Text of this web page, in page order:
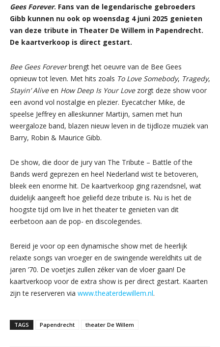
Gees Forever. Fans van de legendarische gebroeders
Gibb kunnen nu ook op woensdag 4 juni 2025 genieten
van deze tribute in Theater De Willem in Papendrecht.
De kaartverkoop is direct gestart.
Bee Gees Foreverbrengt het oeuvre van de Bee Gees
opnieuw tot leven. Met hits zoals To Love Somebody, Tragedy,
Stayin’ Aliveen How Deep Is Your Lovezorgt deze show voor
een avond vol nostalgie en plezier. Eyecatcher Mike, de
speelse Jeffrey en alleskunner Martijn, samen met hun
weergaloze band, blazen nieuw leven in de tijdloze muziek van
Barry, Robin & Maurice Gibb.
De show, die door de jury van The Tribute – Battle of the
Bands werd geprezen en heel Nederland wist te betoveren,
bleek een enorme hit. De kaartverkoop ging razendsnel, wat
duidelijk aangeeft hoe geliefd deze tribute is. Nu is het de
hoogste tijd om live in het theater te genieten van dit
eerbetoon aan de pop- en discolegendes.
Bereid je voor op een dynamische show met de heerlijk
relaxte songs van vroeger en de swingende wereldhits uit de
jaren ’70. De voetjes zullen zéker van de vloer gaan! De
kaartverkoop voor de extra show is per direct gestart. Kaarten
zijn te reserveren via www.theaterdewillem.nl.
TAGS Papendrecht theater De Willem